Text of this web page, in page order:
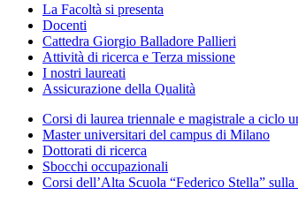
La Facoltà si presenta
Docenti
Cattedra Giorgio Balladore Pallieri
Attività di ricerca e Terza missione
I nostri laureati
Assicurazione della Qualità
Corsi di laurea triennale e magistrale a ciclo
Master universitari del campus di Milano
Dottorati di ricerca
Sbocchi occupazionali
Corsi dell’Alta Scuola “Federico Stella”